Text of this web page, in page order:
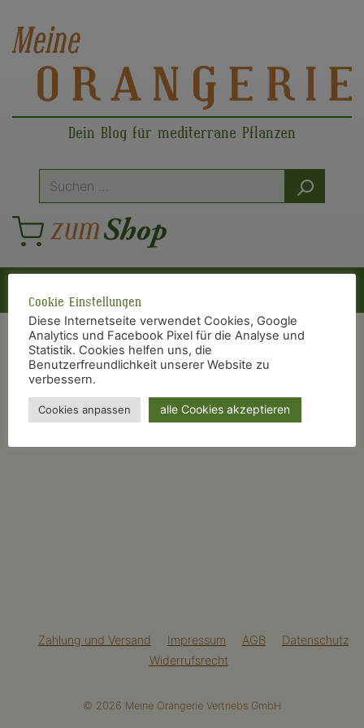
Dein Blog für mediterrane Pflanzen
Suche
nach:
Hauptnavigation
Zahlung und Versand Impressum AGB
Datenschutz
Widerrufsrecht
© 2026 Meine Orangerie Vertriebs GmbH
Cookie Einstellungen
Diese Internetseite verwendet Cookies, Google
Analytics und Facebook Pixel für die Analyse und
Statistik. Cookies helfen uns, die
Benutzerfreundlichkeit unserer Website zu
verbessern.
Cookies anpassen alle Cookies akzeptieren